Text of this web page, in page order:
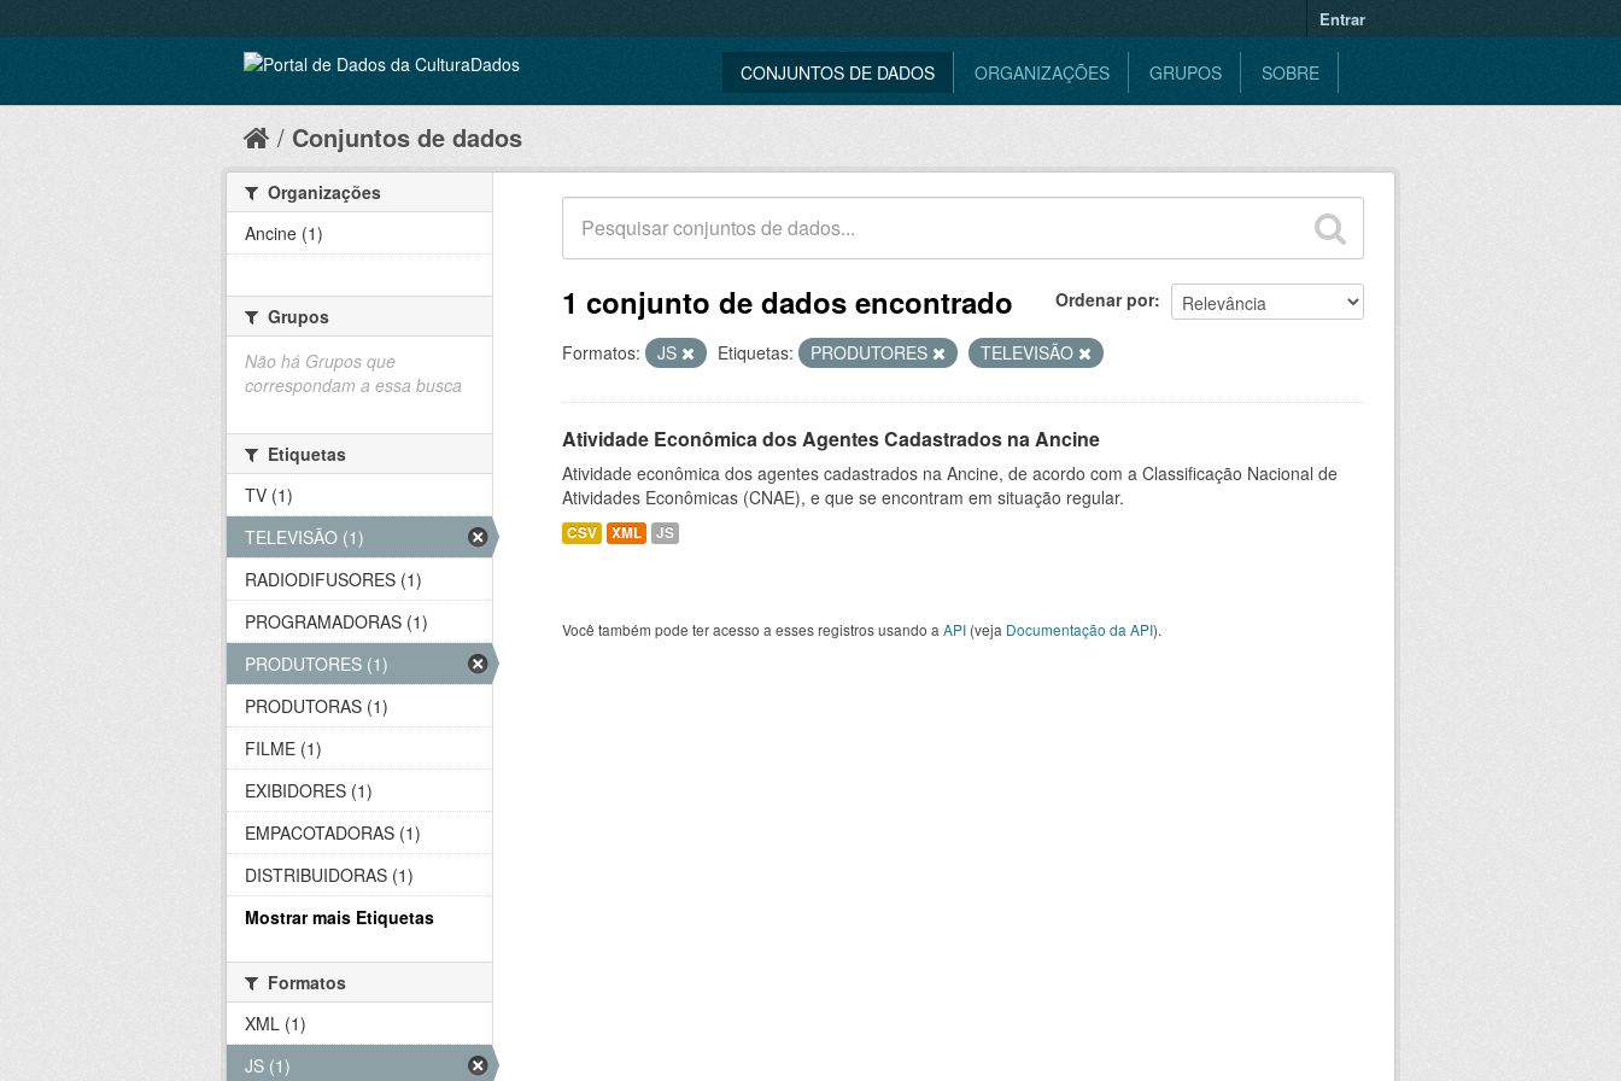
Entrar
CONJUNTOS DE DADOS ORGANIZAÇÕES GRUPOS SOBRE
Conjuntos de dados
Ordenar por
1 conjunto de dados encontrado
Formatos: JS Etiquetas: PRODUTORES TELEVISÃO
Atividade Econômica dos Agentes Cadastrados na Ancine
Atividade econômica dos agentes cadastrados na Ancine, de acordo com a Classificação Nacional de
Atividades Econômicas (CNAE), e que se encontram em situação regular.
CSV XML JS
Você também pode ter acesso a esses registros usando a API (veja Documentação da API).
Organizações
Ancine (1)
Grupos
Não há Grupos que
correspondam a essa busca
Etiquetas
TV (1)
TELEVISÃO (1)
RADIODIFUSORES (1)
PROGRAMADORAS (1)
PRODUTORES (1)
PRODUTORAS (1)
FILME (1)
EXIBIDORES (1)
EMPACOTADORAS (1)
DISTRIBUIDORAS (1)
Mostrar mais Etiquetas
Formatos
XML (1)
JS (1)